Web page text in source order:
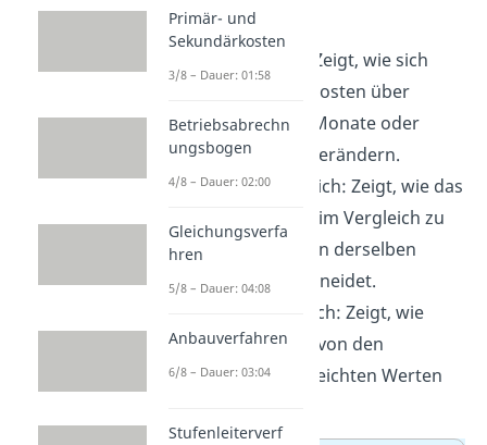
Instrumente:
Zeitvergleich: Zeigt, wie sich
Umsatz oder Kosten über
verschiedene Monate oder
Jahre hinweg verändern.
Betriebsvergleich: Zeigt, wie das
Unternehmen im Vergleich zu
anderen Firmen derselben
Branche abschneidet.
Soll-Ist-Vergleich: Zeigt, wie
geplante Ziele von den
tatsächlich erreichten Werten
Primär- und
Sekundärkosten
3/8 – Dauer: 01:58
Betriebsabrechn
ungsbogen
4/8 – Dauer: 02:00
Gleichungsverfa
hren
5/8 – Dauer: 04:08
Anbauverfahren
6/8 – Dauer: 03:04
Stufenleiterverf